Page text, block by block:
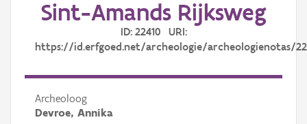
Sint-Amands Rijksweg
ID: 22410 URI:
https://id.erfgoed.net/archeologie/archeologienotas/
Archeoloog
Devroe, Annika